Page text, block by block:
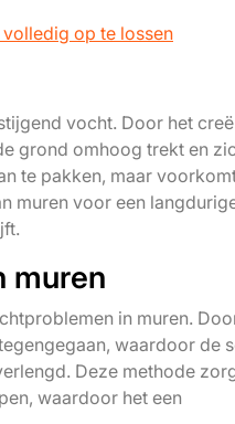
op te lossen
vocht. Door het
grond omhoog trekt en
te pakken, maar
muren voor een
muren
in muren.
waardoor de
Deze methode
waardoor het een